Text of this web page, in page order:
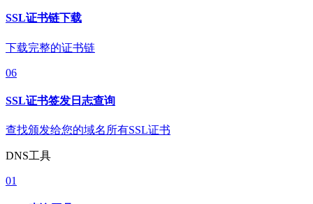
SSL证书链下载
下载完整的证书链
06
SSL证书签发日志查询
查找颁发给您的域名所有SSL证书
DNS工具
01